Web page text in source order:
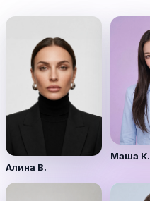
Алина В.
Маша К.